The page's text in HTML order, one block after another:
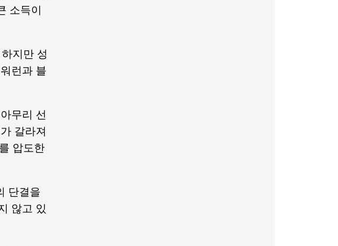
소득이
지만 성
런과 블
무리 선
갈라져
압도한
단결을
않고 있